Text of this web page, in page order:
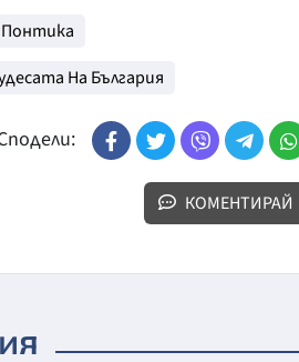
На България
КОМЕНТИРАЙ